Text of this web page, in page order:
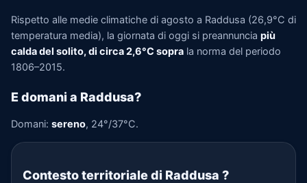
Rispetto alle medie climatiche di agosto a Raddusa (26,9°C di
temperatura media), la giornata di oggi si preannuncia più
calda del solito, di circa 2,6°C sopra la norma del periodo
1806–2015.
E domani a Raddusa?
Domani: sereno, 24°/37°C.
Contesto territoriale di Raddusa ?